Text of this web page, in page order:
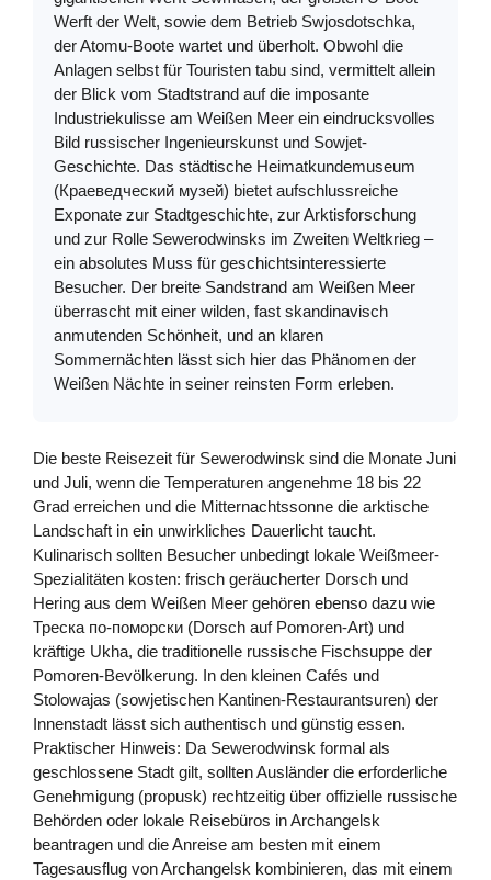
Werft der Welt, sowie dem Betrieb Swjosdotschka,
der Atomu-Boote wartet und überholt. Obwohl die
Anlagen selbst für Touristen tabu sind, vermittelt allein
der Blick vom Stadtstrand auf die imposante
Industriekulisse am Weißen Meer ein eindrucksvolles
Bild russischer Ingenieurskunst und Sowjet-
Geschichte. Das städtische Heimatkundemuseum
(Краеведческий музей) bietet aufschlussreiche
Exponate zur Stadtgeschichte, zur Arktisforschung
und zur Rolle Sewerodwinsks im Zweiten Weltkrieg –
ein absolutes Muss für geschichtsinteressierte
Besucher. Der breite Sandstrand am Weißen Meer
überrascht mit einer wilden, fast skandinavisch
anmutenden Schönheit, und an klaren
Sommernächten lässt sich hier das Phänomen der
Weißen Nächte in seiner reinsten Form erleben.
Die beste Reisezeit für Sewerodwinsk sind die Monate Juni
und Juli, wenn die Temperaturen angenehme 18 bis 22
Grad erreichen und die Mitternachtssonne die arktische
Landschaft in ein unwirkliches Dauerlicht taucht.
Kulinarisch sollten Besucher unbedingt lokale Weißmeer-
Spezialitäten kosten: frisch geräucherter Dorsch und
Hering aus dem Weißen Meer gehören ebenso dazu wie
Треска по-поморски (Dorsch auf Pomoren-Art) und
kräftige Ukha, die traditionelle russische Fischsuppe der
Pomoren-Bevölkerung. In den kleinen Cafés und
Stolowajas (sowjetischen Kantinen-Restaurantsuren) der
Innenstadt lässt sich authentisch und günstig essen.
Praktischer Hinweis: Da Sewerodwinsk formal als
geschlossene Stadt gilt, sollten Ausländer die erforderliche
Genehmigung (propusk) rechtzeitig über offizielle russische
Behörden oder lokale Reisebüros in Archangelsk
beantragen und die Anreise am besten mit einem
Tagesausflug von Archangelsk kombinieren, das mit einem